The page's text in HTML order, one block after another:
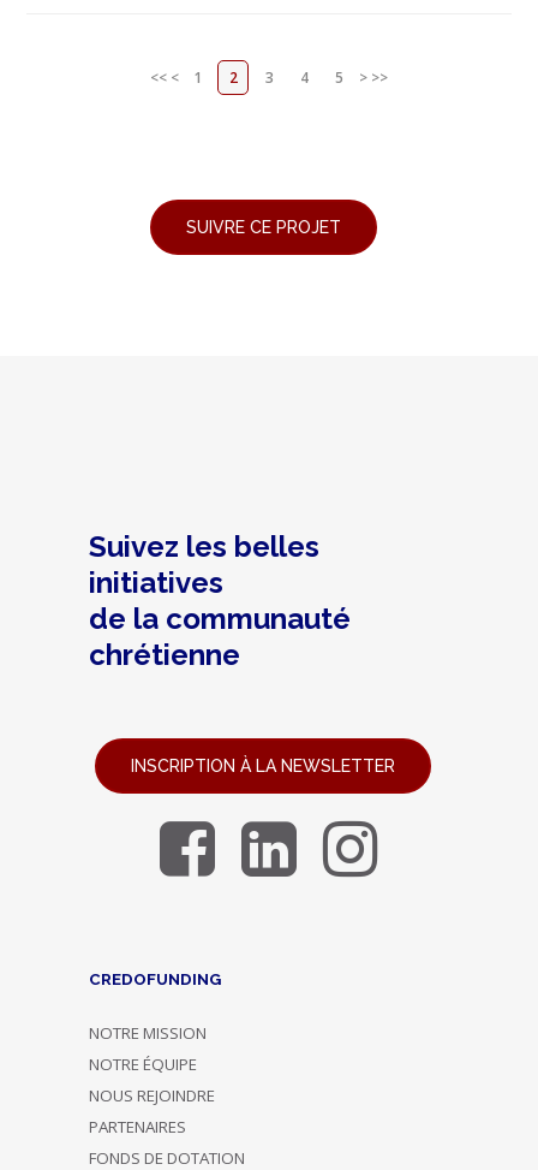
<< < 1 2 3 4 5 > >>
Suivez les belles
initiatives
de la communauté
chrétienne
INSCRIPTION À LA NEWSLETTER
CREDOFUNDING
NOTRE MISSION
NOTRE ÉQUIPE
NOUS REJOINDRE
PARTENAIRES
FONDS DE DOTATION